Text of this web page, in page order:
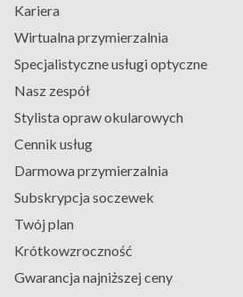
Kariera
Wirtualna przymierzalnia
Specjalistyczne usługi optyczne
Nasz zespół
Stylista opraw okularowych
Cennik usług
Darmowa przymierzalnia
Subskrypcja soczewek
Twój plan
Krótkowzroczność
Gwarancja najniższej ceny